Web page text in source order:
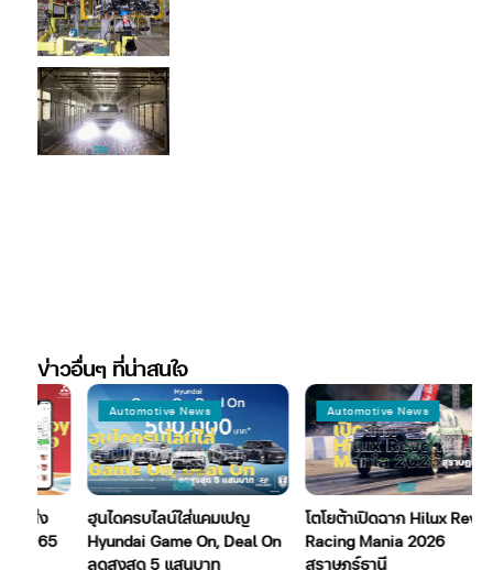
ข่าวอื่นๆ ที่น่าสนใจ
Automotive News
ฮุนไดครบไลน์ใส่แคมเปญ
Hyundai Game On, Deal On
ลดสูงสุด 5 แสนบาท
Automotive News
โตโยต้าเปิดฉาก Hilux Revo
Racing Mania 2026
สุราษฎร์ธานี